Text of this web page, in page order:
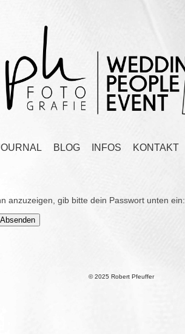
BLOG INFOS KONTAKT
anzuzeigen, gib bitte dein Passwort unten ein:
© 2025 Robert Pfeuffer